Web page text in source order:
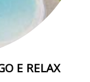
E RELAX